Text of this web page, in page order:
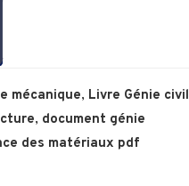
mécanique, Livre Génie civil
, document génie
des matériaux pdf